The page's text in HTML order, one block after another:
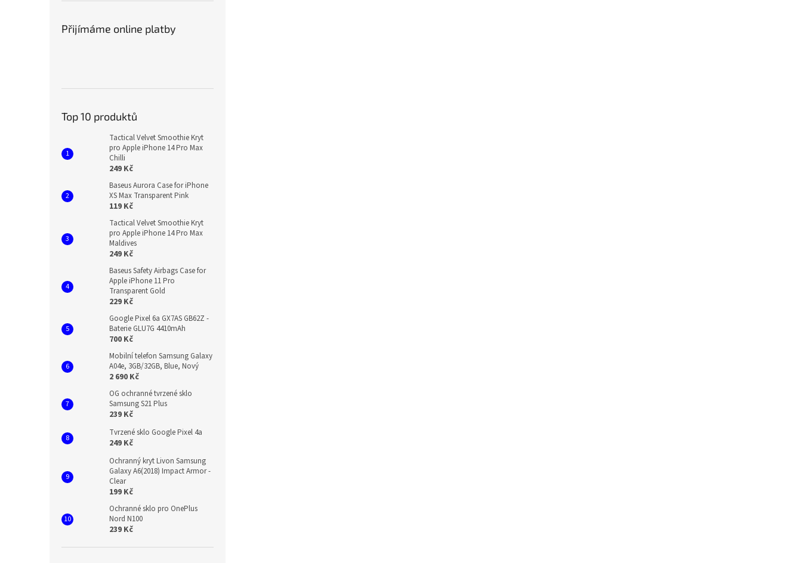
Přijímáme online platby
Top 10 produktů
Tactical Velvet Smoothie Kryt
pro Apple iPhone 14 Pro Max
Chilli
249 Kč
Baseus Aurora Case for iPhone
XS Max Transparent Pink
119 Kč
Tactical Velvet Smoothie Kryt
pro Apple iPhone 14 Pro Max
Maldives
249 Kč
Baseus Safety Airbags Case for
Apple iPhone 11 Pro
Transparent Gold
229 Kč
Google Pixel 6a GX7AS GB62Z -
Baterie GLU7G 4410mAh
700 Kč
Mobilní telefon Samsung Galaxy
A04e, 3GB/32GB, Blue, Nový
2 690 Kč
OG ochranné tvrzené sklo
Samsung S21 Plus
239 Kč
Tvrzené sklo Google Pixel 4a
249 Kč
Ochranný kryt Livon Samsung
Galaxy A6(2018) Impact Armor -
Clear
199 Kč
Ochranné sklo pro OnePlus
Nord N100
239 Kč